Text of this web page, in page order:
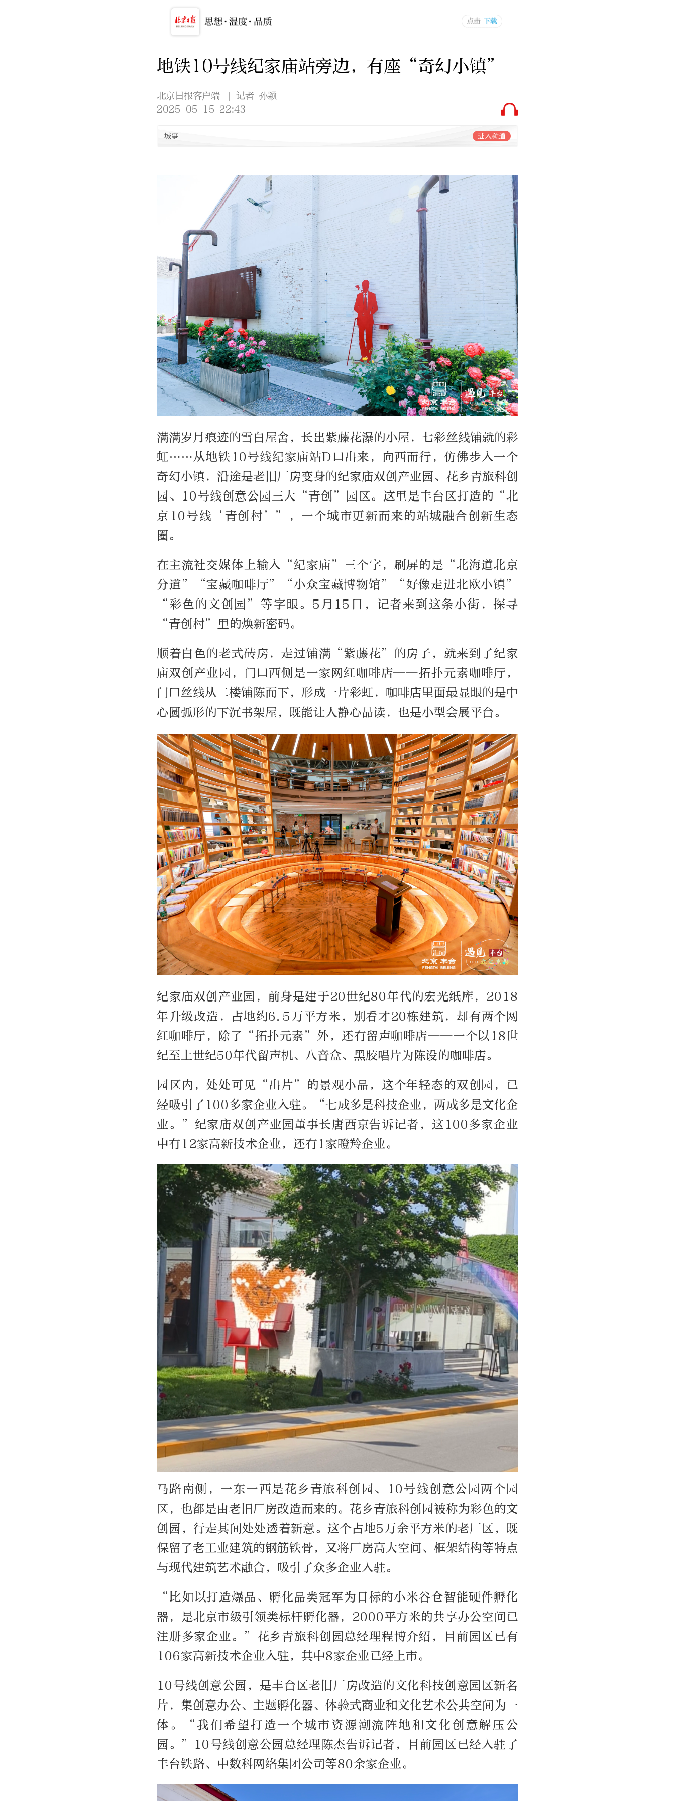
地铁10号线纪家庙站旁边，有座“奇幻小镇”
北京日报客户端
| 记者 孙颖
2025-05-15 22:43
城事 进入频道
满满岁月痕迹的雪白屋舍，长出紫藤花瀑的小屋，七彩丝线铺就的彩
虹……从地铁10号线纪家庙站D口出来，向西而行，仿佛步入一个
奇幻小镇，沿途是老旧厂房变身的纪家庙双创产业园、花乡青旅科创
园、10号线创意公园三大“青创”园区。这里是丰台区打造的“北
京10号线‘青创村’”，一个城市更新而来的站城融合创新生态
圈。
在主流社交媒体上输入“纪家庙”三个字，刷屏的是“北海道北京
分道”“宝藏咖啡厅”“小众宝藏博物馆”“好像走进北欧小镇”
“彩色的文创园”等字眼。5月15日，记者来到这条小街，探寻
“青创村”里的焕新密码。
顺着白色的老式砖房，走过铺满“紫藤花”的房子，就来到了纪家
庙双创产业园，门口西侧是一家网红咖啡店——拓扑元素咖啡厅，
门口丝线从二楼铺陈而下，形成一片彩虹，咖啡店里面最显眼的是中
心圆弧形的下沉书架屋，既能让人静心品读，也是小型会展平台。
纪家庙双创产业园，前身是建于20世纪80年代的宏光纸库，2018
年升级改造，占地约6.5万平方米，别看才20栋建筑，却有两个网
红咖啡厅，除了“拓扑元素”外，还有留声咖啡店——一个以18世
纪至上世纪50年代留声机、八音盒、黑胶唱片为陈设的咖啡店。
园区内，处处可见“出片”的景观小品，这个年轻态的双创园，已
经吸引了100多家企业入驻。“七成多是科技企业，两成多是文化企
业。”纪家庙双创产业园董事长唐西京告诉记者，这100多家企业
中有12家高新技术企业，还有1家瞪羚企业。
马路南侧，一东一西是花乡青旅科创园、10号线创意公园两个园
区，也都是由老旧厂房改造而来的。花乡青旅科创园被称为彩色的文
创园，行走其间处处透着新意。这个占地5万余平方米的老厂区，既
保留了老工业建筑的钢筋铁骨，又将厂房高大空间、框架结构等特点
与现代建筑艺术融合，吸引了众多企业入驻。
“比如以打造爆品、孵化品类冠军为目标的小米谷仓智能硬件孵化
器，是北京市级引领类标杆孵化器，2000平方米的共享办公空间已
注册多家企业。”花乡青旅科创园总经理程博介绍，目前园区已有
106家高新技术企业入驻，其中8家企业已经上市。
10号线创意公园，是丰台区老旧厂房改造的文化科技创意园区新名
片，集创意办公、主题孵化器、体验式商业和文化艺术公共空间为一
体。“我们希望打造一个城市资源潮流阵地和文化创意解压公
园。”10号线创意公园总经理陈杰告诉记者，目前园区已经入驻了
丰台铁路、中数科网络集团公司等80余家企业。